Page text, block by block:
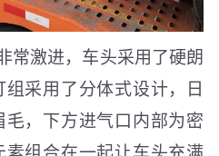
常激进，车头采用了硬朗
采用了分体式设计，日
，下方进气口内部为密
组合在一起让车头充满